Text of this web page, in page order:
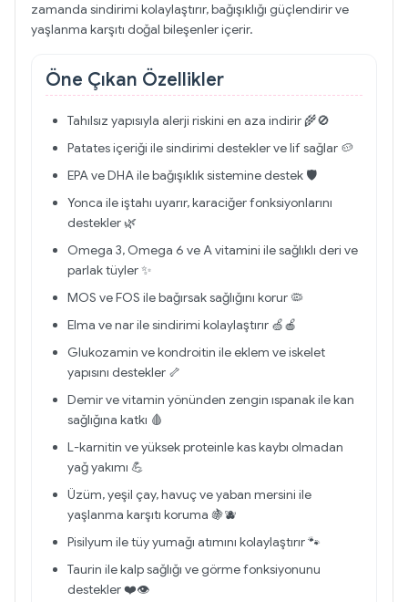
zamanda sindirimi kolaylaştırır, bağışıklığı güçlendirir ve
yaşlanma karşıtı doğal bileşenler içerir.
Öne Çıkan Özellikler
Tahılsız yapısıyla alerji riskini en aza indirir 🌾🚫
Patates içeriği ile sindirimi destekler ve lif sağlar 🥔
EPA ve DHA ile bağışıklık sistemine destek 🛡️
Yonca ile iştahı uyarır, karaciğer fonksiyonlarını
destekler 🌿
Omega 3, Omega 6 ve A vitamini ile sağlıklı deri ve
parlak tüyler ✨
MOS ve FOS ile bağırsak sağlığını korur 🦠
Elma ve nar ile sindirimi kolaylaştırır 🍏🍎
Glukozamin ve kondroitin ile eklem ve iskelet
yapısını destekler 🦴
Demir ve vitamin yönünden zengin ıspanak ile kan
sağlığına katkı 🩸
L-karnitin ve yüksek proteinle kas kaybı olmadan
yağ yakımı 💪
Üzüm, yeşil çay, havuç ve yaban mersini ile
yaşlanma karşıtı koruma 🍇🫐
Pisilyum ile tüy yumağı atımını kolaylaştırır 🐾
Taurin ile kalp sağlığı ve görme fonksiyonunu
destekler ❤️👁️